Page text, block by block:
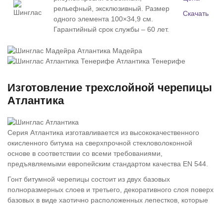
рельефный, эксклюзивный. Размер
одного элемента 100×34,9 см.
Гарантийный срок службы – 60 лет.
Скачать
Атлантика Мадейра
Атлантика Тенерифе
Изготовление трехслойной черепицы
Атлантика
Серия Атлантика изготавливается из высококачественного
окисленного битума на сверхпрочной стекловолоконной
основе в соответствии со всеми требованиями,
предъявляемыми европейским стандартом качества EN 544.
Гонт битумной черепицы состоит из двух базовых
полноразмерных слоев и третьего, декоративного слоя поверх
базовых в виде хаотично расположенных лепестков, которые